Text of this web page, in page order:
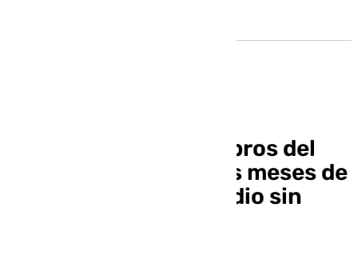
Condenan a 18 miembros del
Frente Bokerón a tres meses de
prisión y un año y medio sin